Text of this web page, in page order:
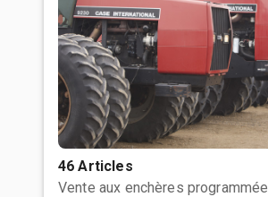
46 Articles
Vente aux enchères programmée